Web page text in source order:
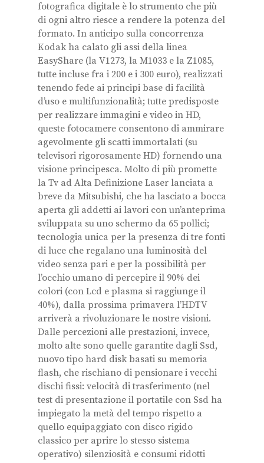
fotografica digitale è lo strumento che più
di ogni altro riesce a rendere la potenza del
formato. In anticipo sulla concorrenza
Kodak ha calato gli assi della linea
EasyShare (la V1273, la M1033 e la Z1085,
tutte incluse fra i 200 e i 300 euro), realizzati
tenendo fede ai principi base di facilità
d’uso e multifunzionalità; tutte predisposte
per realizzare immagini e video in HD,
queste fotocamere consentono di ammirare
agevolmente gli scatti immortalati (su
televisori rigorosamente HD) fornendo una
visione principesca. Molto di più promette
la Tv ad Alta Definizione Laser lanciata a
breve da Mitsubishi, che ha lasciato a bocca
aperta gli addetti ai lavori con un’anteprima
sviluppata su uno schermo da 65 pollici;
tecnologia unica per la presenza di tre fonti
di luce che regalano una luminosità del
video senza pari e per la possibilità per
l’occhio umano di percepire il 90% dei
colori (con Lcd e plasma si raggiunge il
40%), dalla prossima primavera l’HDTV
arriverà a rivoluzionare le nostre visioni.
Dalle percezioni alle prestazioni, invece,
molto alte sono quelle garantite dagli Ssd,
nuovo tipo hard disk basati su memoria
flash, che rischiano di pensionare i vecchi
dischi fissi: velocità di trasferimento (nel
test di presentazione il portatile con Ssd ha
impiegato la metà del tempo rispetto a
quello equipaggiato con disco rigido
classico per aprire lo stesso sistema
operativo) silenziosità e consumi ridotti